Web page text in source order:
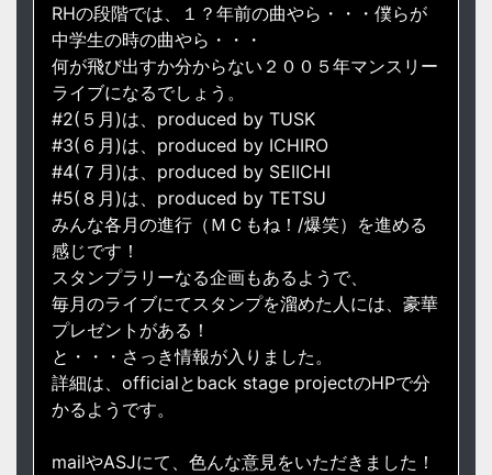
RHの段階では、１？年前の曲やら・・・僕らが
中学生の時の曲やら・・・
何が飛び出すか分からない２００５年マンスリー
ライブになるでしょう。
#2(５月)は、produced by TUSK
#3(６月)は、produced by ICHIRO
#4(７月)は、produced by SEIICHI
#5(８月)は、produced by TETSU
みんな各月の進行（ＭＣもね！/爆笑）を進める
感じです！
スタンプラリーなる企画もあるようで、
毎月のライブにてスタンプを溜めた人には、豪華
プレゼントがある！
と・・・さっき情報が入りました。
詳細は、officialとback stage projectのHPで分
かるようです。
mailやASJにて、色んな意見をいただきました！